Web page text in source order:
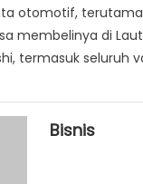
otomotif, terutama
membelinya di
termasuk seluruh
Bisnis